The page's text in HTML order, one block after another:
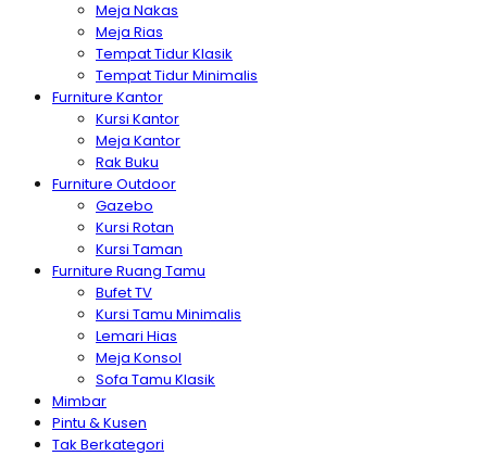
Meja Nakas
Meja Rias
Tempat Tidur Klasik
Tempat Tidur Minimalis
Furniture Kantor
Kursi Kantor
Meja Kantor
Rak Buku
Furniture Outdoor
Gazebo
Kursi Rotan
Kursi Taman
Furniture Ruang Tamu
Bufet TV
Kursi Tamu Minimalis
Lemari Hias
Meja Konsol
Sofa Tamu Klasik
Mimbar
Pintu & Kusen
Tak Berkategori